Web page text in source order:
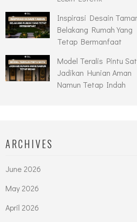
Inspirasi Desain
Belakang Rumah Yang
Tetap Bermanfaat
Model Teralis Pintu
Jadikan Hunian Aman
Namun Tetap Indah
ARCHIVES
June 2026
May 2026
April 2026